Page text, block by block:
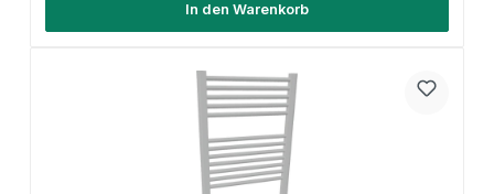
In den Warenkorb